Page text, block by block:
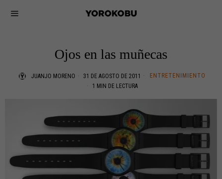
Ojos en las muñecas
JUANJO MORENO 31 DE AGOSTO DE 2011
ENTRETENIMIENTO
1 MIN DE LECTURA